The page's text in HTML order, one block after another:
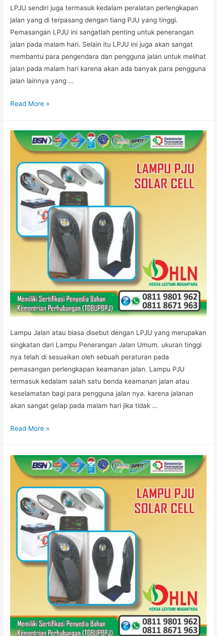
LPJU sendiri juga termasuk kedalam peralatan perlengkapan
jalan yang di terpasang dengan tiang PJU yang tinggi.
Pemasangan LPJU ini sangatlah penting untuk penerangan
jalan pada malam hari. Selain itu LPJU ini juga akan sangat
membantu para pengendara dan pengguna jalan untuk melihat
jalan pada malam hari karena akan ada banyak para pengguna
jalan lainnya yang …
Keunggulan
di
Rambu
Marka
Read More »
Lampu Jalan atau biasa disebut dengan LPJU yang merupakan
singkatan dari Lampu Penerangan Jalan Umum. ukuran tinggi
nya telah di sesuaikan oleh sebuah peraturan pada
pemasangan perlengkapan keamanan jalan. Lampu PJU
termasuk kedalam salah satu benda keamanan jalan atau
keselamatan bagi para pengguna jalan nya. karena jalanan
akan sangat gelap pada malam hari jika tidak …
PABRIK
Read More »